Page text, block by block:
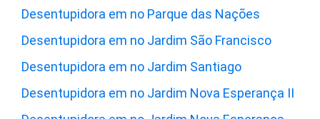
Desentupidora em no Parque das Nações
Desentupidora em no Jardim São Francisco
Desentupidora em no Jardim Santiago
Desentupidora em no Jardim Nova Esperança II